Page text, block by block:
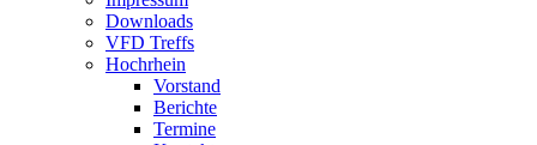
Downloads
VFD Treffs
Hochrhein
Vorstand
Berichte
Termine